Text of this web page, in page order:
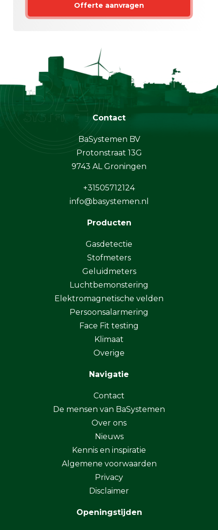
Offerte aanvragen
Contact
BaSystemen BV
Protonstraat 13G
9743 AL Groningen
+31505712124
info@basystemen.nl
Producten
Gasdetectie
Stofmeters
Geluidmeters
Luchtbemonstering
Elektromagnetische velden
Persoonsalarmering
Face Fit testing
Klimaat
Overige
Navigatie
Contact
De mensen van BaSystemen
Over ons
Nieuws
Kennis en inspiratie
Algemene voorwaarden
Privacy
Disclaimer
Openingstijden